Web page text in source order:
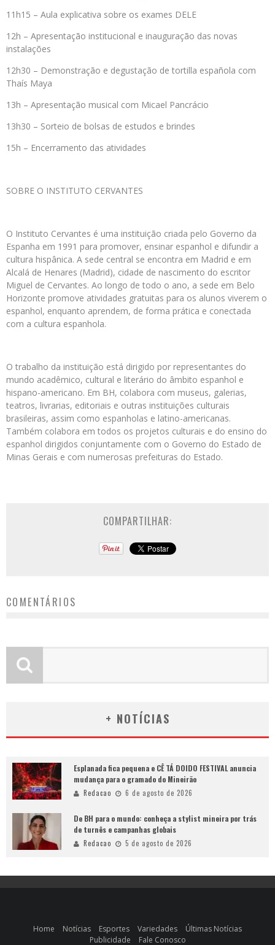
11h15 – Aula explicativa sobre os exames DELE
12h – Apresentação institucional e inauguração das novas
instalações
12h30 – Demonstração e degustação de tortilla española com
Thaís Maya
13h – Apresentação musical com Micael Pancrácio
13h30 – Sorteio de bolsas de estudos e brindes
15h – Encerramento das atividades
SOBRE O INSTITUTO CERVANTES
O Instituto Cervantes é uma instituição criada pelo Governo da
Espanha em 1991 para promover, ensinar espanhol e difundir a
cultura hispânica. A sede central se encontra em Madrid e em
Alcalá de Henares (Madrid), cidade de nascimento do escritor
Miguel de Cervantes. Ao longo de todo o ano, a sede em Belo
Horizonte promove atividades gratuitas para os alunos viverem o
espanhol, enquanto aprendem, de forma prática e conectada
com a cultura espanhola.
O trabalho da instituição está dirigido por representantes do
mundo acadêmico, cultural e literário do âmbito espanhol e
hispano-americano. Em BH, colabora com museus, galerias,
teatros, livrarias, editoriais e outras instituições culturais
brasileiras, assim como espanholas e latino-americanas.
Também colabora em todos os projetos culturais e do ensino do
espanhol dirigidos conjuntamente com o Governo do Estado de
Minas Gerais e com numerosas prefeituras do Estado.
COMPARTILHAR:
COMENTÁRIOS
+ NOTÍCIAS
Esplanada fica pequena e CÊ TÁ DOIDO FESTIVAL anuncia
mudança para o gramado do Mineirão
Redacao 6 de agosto de 2026
De BH para o mundo: conheça a stylist mineira por trás
de turnês e campanhas globais
Redacao 5 de agosto de 2026
Home Notícias Esportes Variedades
Últimas Notícias
Publicidade
Fale Conosco